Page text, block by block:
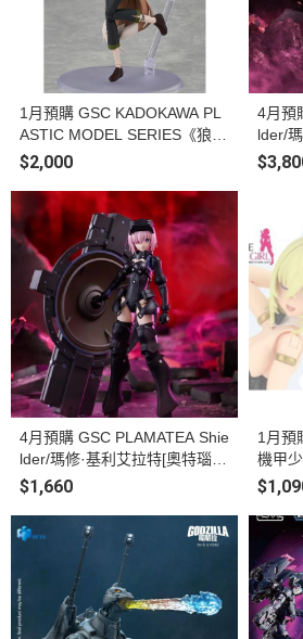
1月預購 GSC KADOKAWA PL
ASTIC MODEL SERIES《狼與
辛香料 MERCHANT MEETS T
$2,000
4月預
lder/
斯]
4月預購 GSC PLAMATEA Shie
lder/瑪修·基利艾拉特[奧特瑙
斯] 組裝模型
$1,660
1月預
機甲
裝模型